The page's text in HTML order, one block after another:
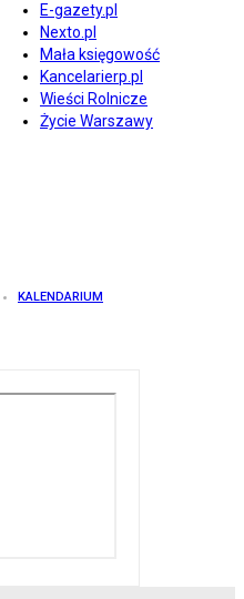
E-gazety.pl
Nexto.pl
Mała księgowość
Kancelarierp.pl
Wieści Rolnicze
Życie Warszawy
KALENDARIUM